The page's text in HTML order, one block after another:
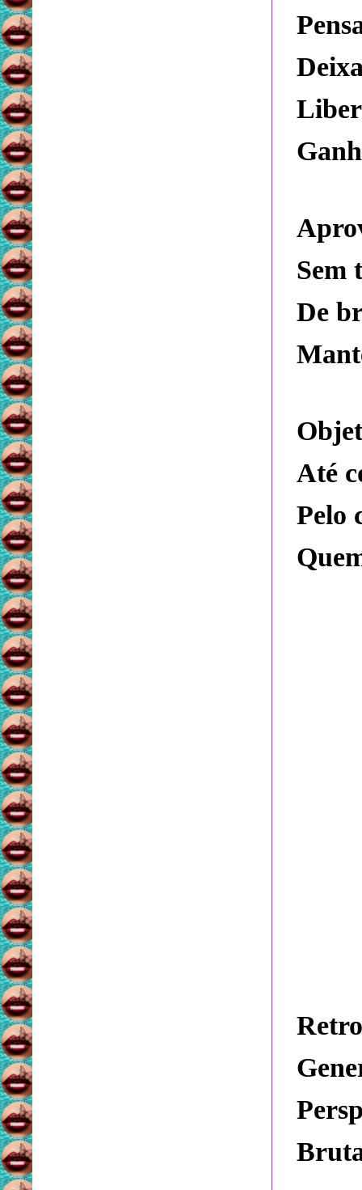
Sem
De
Até
Pelo